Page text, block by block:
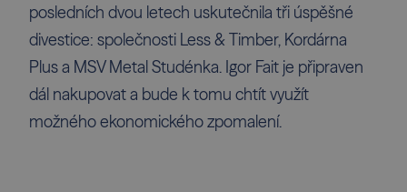
posledních dvou letech uskutečnila tři úspěšné
divestice: společnosti Less & Timber, Kordárna
Plus a MSV Metal Studénka. Igor Fait je připraven
dál nakupovat a bude k tomu chtít využít
možného ekonomického zpomalení.